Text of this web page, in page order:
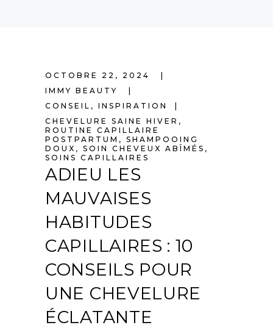
OCTOBRE 22, 2024
IMMY BEAUTY
CONSEIL , INSPIRATION
CHEVELURE SAINE HIVER ,
ROUTINE CAPILLAIRE
POSTPARTUM , SHAMPOOING
DOUX , SOIN CHEVEUX ABÎMÉS ,
SOINS CAPILLAIRES
ADIEU LES
MAUVAISES
HABITUDES
CAPILLAIRES : 10
CONSEILS POUR
UNE CHEVELURE
ÉCLATANTE